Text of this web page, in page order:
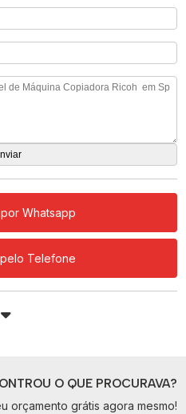
Whatsapp
Telefone
O QUE PROCURAVA?
orçamento grátis agora mesmo!